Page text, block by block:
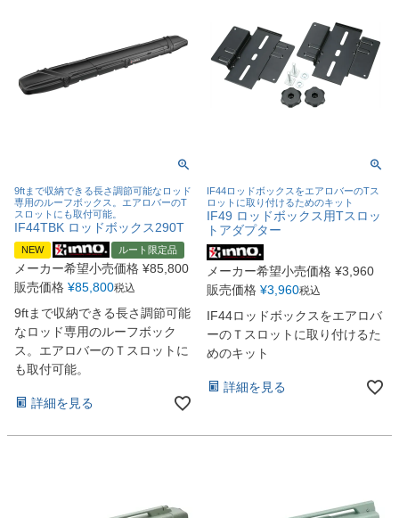
9ftまで収納できる長さ調節可能なロッド
専用のルーフボックス。エアロバーのT
スロットにも取付可能。
IF44TBK ロッドボックス290T
NEW ルート限定品
メーカー希望小売価格 ¥85,800
販売価格 ¥85,800税込
9ftまで収納できる長さ調節可能
なロッド専用のルーフボック
ス。エアロバーのＴスロットに
も取付可能。
詳細を見る
IF44ロッドボックスをエアロバーのTス
ロットに取り付けるためのキット
IF49 ロッドボックス用Tスロッ
トアダプター
メーカー希望小売価格 ¥3,960
販売価格 ¥3,960税込
IF44ロッドボックスをエアロバ
ーのＴスロットに取り付けるた
めのキット
詳細を見る